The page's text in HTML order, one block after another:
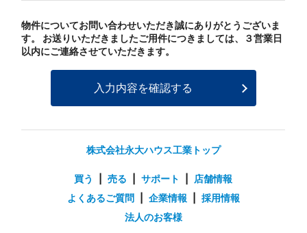
物件についてお問い合わせいただき誠にありがとうございま
す。 お送りいただきましたご用件につきましては、３営業日
以内にご連絡させていただきます。
株式会社永大ハウス工業トップ
買う 売る サポート
店舗情報
よくあるご質問
企業情報
採用情報
法人のお客様